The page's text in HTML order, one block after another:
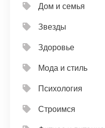
Дом и семья
Звезды
Здоровье
Мода и стиль
Психология
Строимся